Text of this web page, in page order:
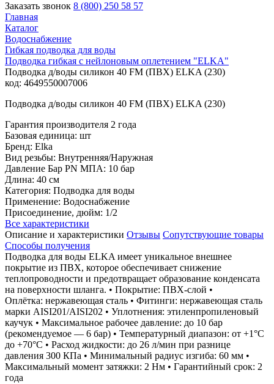
Заказать звонок 8 (800) 250 58 57
Главная
Каталог
Водоснабжение
Гибкая подводка для воды
Подводка гибкая с нейлоновым оплетением "ELKA"
Подводка д/воды силикон 40 FМ (ПВХ) ELKA (230)
код: 4649550007006
Подводка д/воды силикон 40 FМ (ПВХ) ELKA (230)
Гарантия производителя 2 года
Базовая единица: шт
Бренд: Elka
Вид резьбы: Внутренняя/Наружная
Давление Бар PN МПА: 10 бар
Длина: 40 см
Категория: Подводка для воды
Применение: Водоснабжение
Присоединение, дюйм: 1/2
Все характеристики
Описание и характеристики Отзывы Сопутствующие товары
Способы получения
Подводка для воды ELKA имеет уникальное внешнее
покрытие из ПВХ, которое обеспечивает снижение
теплопроводности и предотвращает образование конденсата
на поверхности шланга. • Покрытие: ПВХ-слой •
Оплётка: нержавеющая сталь • Фитинги: нержавеющая сталь
марки AISI201/AISI202 • Уплотнения: этиленпропиленовый
каучук • Максимальное рабочее давление: до 10 бар
(рекомендуемое — 6 бар) • Температурный диапазон: от +1°C
до +70°C • Расход жидкости: до 26 л/мин при разнице
давления 300 КПа • Минимальный радиус изгиба: 60 мм •
Максимальный момент затяжки: 2 Нм • Гарантийный срок: 2
года